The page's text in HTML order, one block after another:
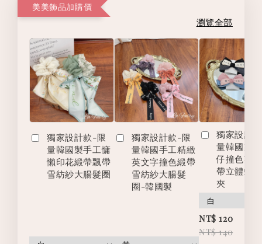
美美飾品加購價
瀏覽全部
獨家設計款-限
量韓國製手工慵
懶印花緞帶飄帶
雪紡紗大腸髮圈
獨家設計款-限
量韓國手工精緻
英文字撞色緞帶
雪紡紗大腸髮
圈-韓國製
獨家設計
量韓國製
仔撞色英
帶立體蝴
夾
NT$ 120
NT$ 140